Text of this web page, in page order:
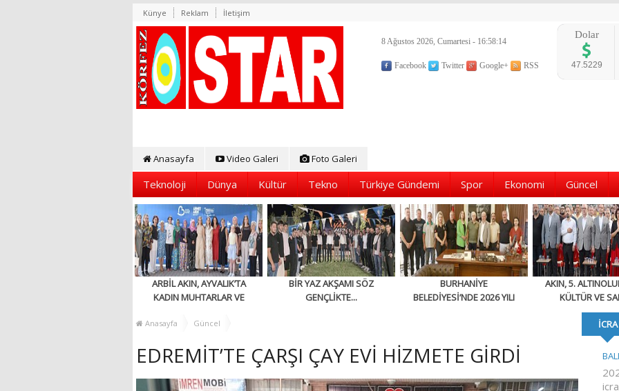
Künye Reklam İletişim
8 Ağustos 2026, Cumartesi - 16:58:15
Facebook Twitter Google+ RSS
Dolar
47.5229
Anasayfa Video Galeri Foto Galeri
Teknoloji Dünya Kültür Tekno Türkiye Gündemi Spor Ekonomi Güncel
ARBİL AKIN, AYVALIK’TA
KADIN MUHTARLAR VE
BULUŞTU
BİR YAZ AKŞAMI SÖZ
GENÇLİKTE...
BURHANİYE
BELEDİYESİ’NDE 2026 YILI
AKIN, 5.
KÜLTÜR VE
FESTİVALİ’NE
Anasayfa Güncel
EDREMİT’TE ÇARŞI ÇAY EVİ HİZMETE GİRDİ